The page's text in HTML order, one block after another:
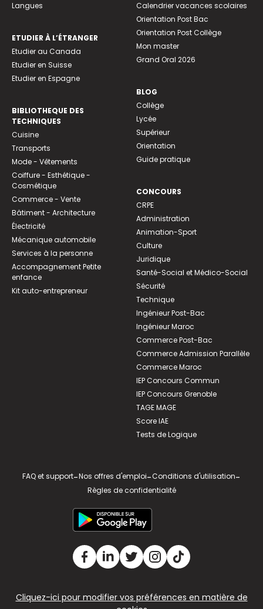
Langues
ETUDIER À L’ÉTRANGER
Etudier au Canada
Etudier en Suisse
Etudier en Espagne
BIBLIOTHEQUE DES
TECHNIQUES
Cuisine
Transports
Mode - Vêtements
Coiffure - Esthétique -
Cosmétique
Commerce - Vente
Bâtiment - Architecture
Électricité
Mécanique automobile
Services à la personne
Accompagnement Petite
enfance
Kit auto-entrepreneur
Calendrier vacances scolaires
Orientation Post Bac
Orientation Post Collège
Mon master
Grand Oral 2026
BLOG
Collège
Lycée
Supérieur
Orientation
Guide pratique
CONCOURS
CRPE
Administration
Animation-Sport
Culture
Juridique
Santé-Social et Médico-Social
Sécurité
Technique
Ingénieur Post-Bac
Ingénieur Maroc
Commerce Post-Bac
Commerce Admission Parallèle
Commerce Maroc
IEP Concours Commun
IEP Concours Grenoble
TAGE MAGE
Score IAE
Tests de Logique
FAQ et support-Nos offres d'emploi-Conditions d'utilisation-
Règles de confidentialité
Cliquez-ici pour modifier vos préférences en matière de